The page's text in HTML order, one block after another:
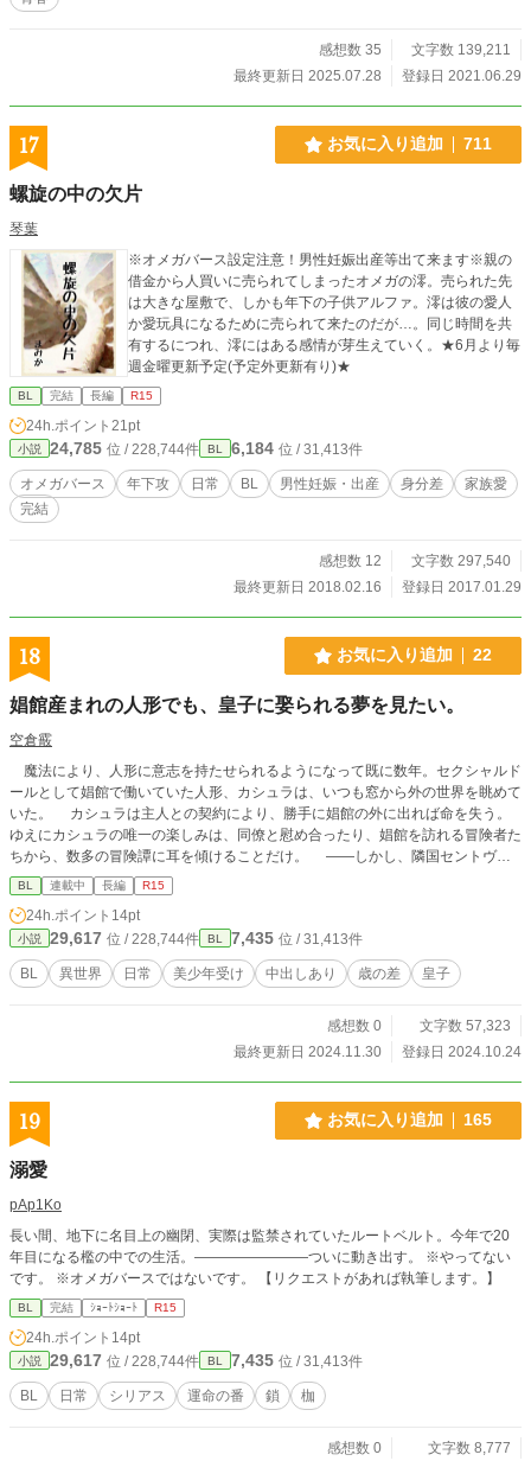
感想数 35
文字数 139,211
最終更新日 2025.07.28
登録日 2021.06.29
17 お気に入り追加 711
螺旋の中の欠片
琴葉
※オメガバース設定注意！男性妊娠出産等出て来ます※親の
借金から人買いに売られてしまったオメガの澪。売られた先
は大きな屋敷で、しかも年下の子供アルファ。澪は彼の愛人
か愛玩具になるために売られて来たのだが…。同じ時間を共
有するにつれ、澪にはある感情が芽生えていく。★6月より毎
週金曜更新予定(予定外更新有り)★
BL 完結 長編 R15
24h.ポイント 21pt
小説 24,785 位 / 228,744件 BL 6,184 位 / 31,413件
オメガバース 年下攻 日常 BL 男性妊娠・出産 身分差
家族愛
完結
感想数 12
文字数 297,540
最終更新日 2018.02.16
登録日 2017.01.29
18 お気に入り追加 22
娼館産まれの人形でも、皇子に娶られる夢を見たい。
空倉霰
魔法により、人形に意志を持たせられるようになって既に数年。セクシャルド
ールとして娼館で働いていた人形、カシュラは、いつも窓から外の世界を眺めて
いた。 カシュラは主人との契約により、勝手に娼館の外に出れば命を失う。
ゆえにカシュラの唯一の楽しみは、同僚と慰め合ったり、娼館を訪れる冒険者た
ちから、数多の冒険譚に耳を傾けることだけ。 ――しかし、隣国セントヴル
ムとの外交会談当日。なんとセントヴルムからの代表人、セファール・セヴルム
皇子が、なんの気まぐれかカシュラを呼び寄せ、夜伽を命じた。 「ただの皇
族の遊び」。カシュラはそう確信しながら、最初で最後の外の世界を目に焼き付
ける。そして一度きりのつもりで皇子を愛した……の、だが。なぜかセヴルム皇
子は、翌日、翌々日と続けてカシュラを買い続け……？ （Nolaの方でも、紫藤
光之助名義であげてたりします）
BL 連載中 長編 R15
24h.ポイント 14pt
小説 29,617 位 / 228,744件 BL 7,435 位 / 31,413件
BL 異世界 日常 美少年受け 中出しあり 歳の差 皇子
感想数 0
文字数 57,323
最終更新日 2024.11.30
登録日 2024.10.24
19 お気に入り追加 165
溺愛
pAp1Ko
長い間、地下に名目上の幽閉、実際は監禁されていたルートベルト。今年で20
年目になる檻の中での生活。――――――――ついに動き出す。 ※やってない
です。 ※オメガバースではないです。 【リクエストがあれば執筆します。】
BL 完結 ｼｮｰﾄｼｮｰﾄ R15
24h.ポイント 14pt
小説 29,617 位 / 228,744件 BL 7,435 位 / 31,413件
BL 日常 シリアス 運命の番 鎖 枷
感想数 0
文字数 8,777